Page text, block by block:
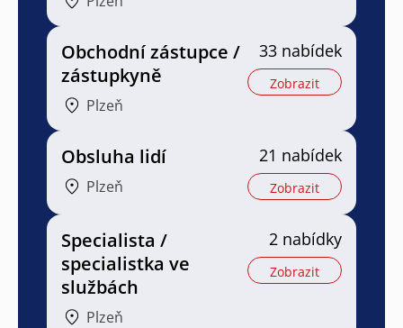
Obchodní zástupce /
zástupkyně
Plzeň
33 nabídek
Zobrazit
Obsluha lidí
Plzeň
21 nabídek
Zobrazit
Specialista /
specialistka ve
službách
Plzeň
2 nabídky
Zobrazit